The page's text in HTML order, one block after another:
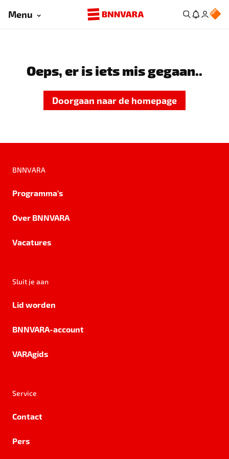
Menu
Oeps, er is iets mis gegaan..
Doorgaan naar de homepage
BNNVARA
Programma's
Over BNNVARA
Vacatures
Sluit je aan
Lid worden
BNNVARA-account
VARAgids
Service
Contact
Pers